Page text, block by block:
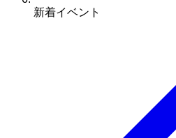
新着イベント